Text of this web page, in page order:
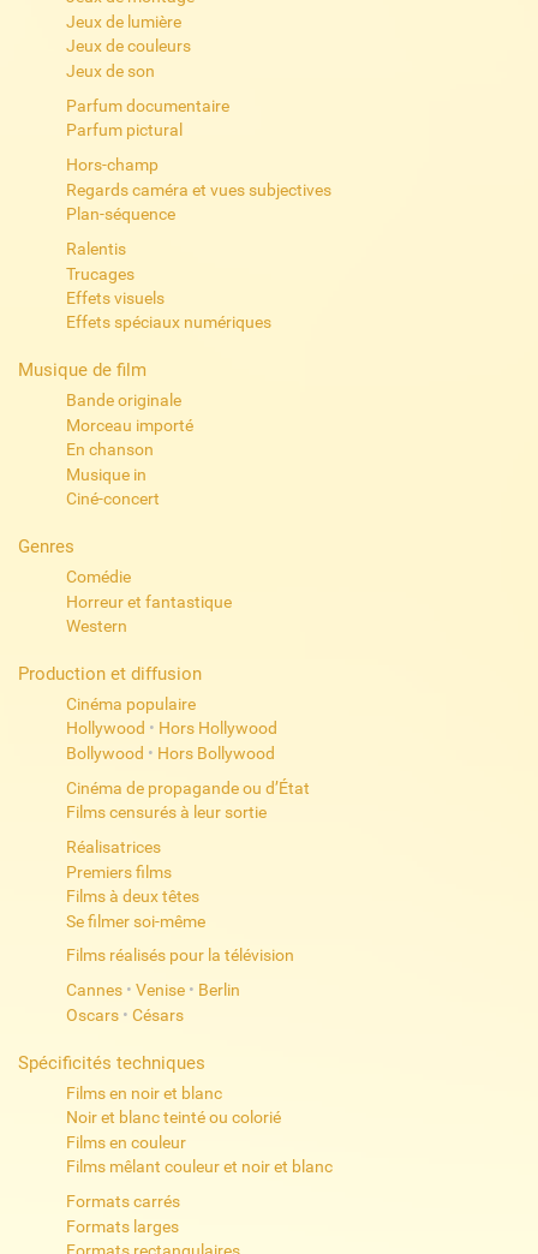
Jeux de lumière
Jeux de couleurs
Jeux de son
Parfum documentaire
Parfum pictural
Hors-champ
Regards caméra et vues subjectives
Plan-séquence
Ralentis
Trucages
Effets visuels
Effets spéciaux numériques
Musique de film
Bande originale
Morceau importé
En chanson
Musique in
Ciné-concert
Genres
Comédie
Horreur et fantastique
Western
Production et diffusion
Cinéma populaire
Hollywood • Hors Hollywood
Bollywood • Hors Bollywood
Cinéma de propagande ou d’État
Films censurés à leur sortie
Réalisatrices
Premiers films
Films à deux têtes
Se filmer soi-même
Films réalisés pour la télévision
Cannes • Venise • Berlin
Oscars • Césars
Spécificités techniques
Films en noir et blanc
Noir et blanc teinté ou colorié
Films en couleur
Films mêlant couleur et noir et blanc
Formats carrés
Formats larges